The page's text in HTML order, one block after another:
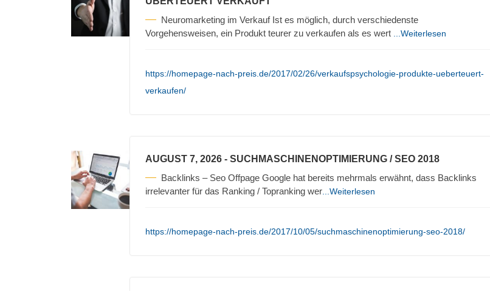
Neuromarketing im Verkauf Ist es möglich, durch verschiedenste
Vorgehensweisen, ein Produkt teurer zu verkaufen als es wert
...Weiterlesen
https://homepage-nach-preis.de/2017/02/26/verkaufspsychologie-produkte-ueberteuert-
verkaufen/
AUGUST 7, 2026 - SUCHMASCHINENOPTIMIERUNG / SEO 2018
Backlinks – Seo Offpage Google hat bereits mehrmals erwähnt, dass Backlinks
irrelevanter für das Ranking / Topranking wer ...Weiterlesen
https://homepage-nach-preis.de/2017/10/05/suchmaschinenoptimierung-seo-2018/